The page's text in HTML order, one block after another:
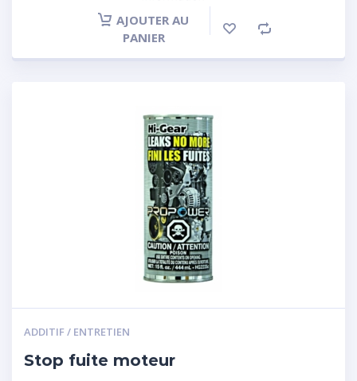
AJOUTER AU
PANIER
ADDITIF / ENTRETIEN
Stop fuite moteur